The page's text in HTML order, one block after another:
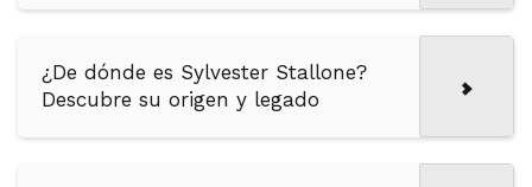
¿De dónde es Sylvester Stallone?
Descubre su origen y legado